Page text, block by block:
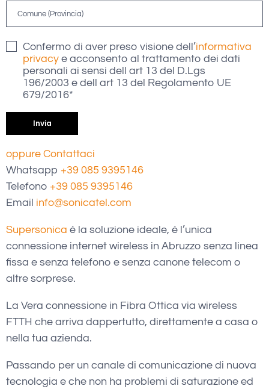
Confermo di aver preso visione dell’informativa
privacy e acconsento al trattamento dei dati
personali ai sensi dell art 13 del D.Lgs
196/2003 e dell art 13 del Regolamento UE
679/2016*
oppure Contattaci
Whatsapp +39 085 9395146
Telefono +39 085 9395146
Email info@sonicatel.com
Supersonica è la soluzione ideale, è l’unica
connessione internet wireless in Abruzzo senza linea
fissa e senza telefono e senza canone telecom o
altre sorprese.
La Vera connessione in Fibra Ottica via wireless
FTTH che arriva dappertutto, direttamente a casa o
nella tua azienda.
Passando per un canale di comunicazione di nuova
tecnologia e che non ha problemi di saturazione ed